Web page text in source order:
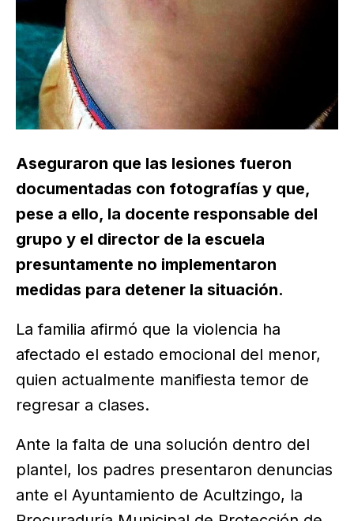
Aseguraron que las lesiones fueron
documentadas con fotografías y que,
pese a ello, la docente responsable del
grupo y el director de la escuela
presuntamente no implementaron
medidas para detener la situación.
La familia afirmó que la violencia ha
afectado el estado emocional del menor,
quien actualmente manifiesta temor de
regresar a clases.
Ante la falta de una solución dentro del
plantel, los padres presentaron denuncias
ante el Ayuntamiento de Acultzingo, la